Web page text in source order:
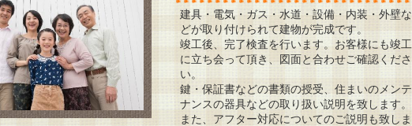
建具・電気・ガス・水道・設備・内装・外壁な
どが取り付けられて建物が完成です。
竣工後、完了検査を行います。お客様にも竣工
に立ち会って頂き、図面と合わせご確認くださ
い。
鍵・保証書などの書類の授受、住まいのメンテ
ナンスの器具などの取り扱い説明を致します。
また、アフター対応についてのご説明も致しま